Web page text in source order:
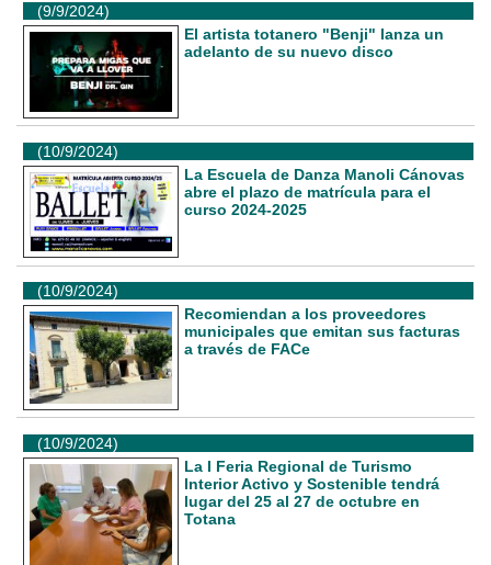
(9/9/2024)
El artista totanero "Benji" lanza un
adelanto de su nuevo disco
(10/9/2024)
La Escuela de Danza Manoli Cánovas
abre el plazo de matrícula para el
curso 2024-2025
(10/9/2024)
Recomiendan a los proveedores
municipales que emitan sus facturas
a través de FACe
(10/9/2024)
La I Feria Regional de Turismo
Interior Activo y Sostenible tendrá
lugar del 25 al 27 de octubre en
Totana